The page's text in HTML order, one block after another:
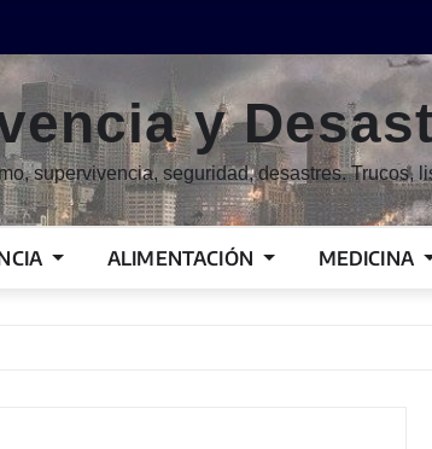
y
supervivencia, seguridad, desastres. Trucos,
ALIMENTACIÓN MEDICINA